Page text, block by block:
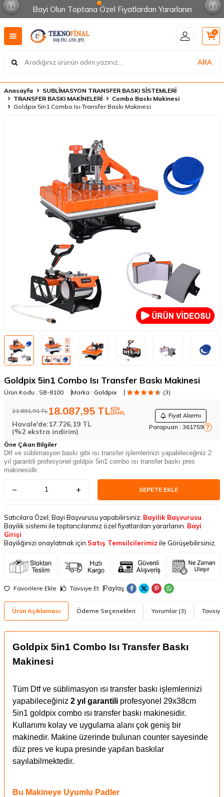
Bayi Olun Toptana Özel Fiyatlardan Yararlanın
ARA
0
Anasayfa
SUBLİMASYON TRANSFER BASKI SİSTEMLERİ
TRANSFER BASKI MAKİNELERİ
Combo Baskı Makinesi
Goldpix 5in1 Combo Isı Transfer Baskı Makinesi
Goldpix 5in1 Combo Isı Transfer Baskı Makinesi
Ürün Kodu : SB-8100 Marka : Goldpix (3)
21.891,91TL18.087,95 TLKDV
DAHİL Fiyat Alarmı
Parapuan : 361759 ?
Havale'de:17.726,19 TL
(%2 ekstra indirim)
Öne Çıkan Bilgiler
Dtf ve süblimasyon baskı gibi ısı transfer işlemlerinizi yapabileceğiniz 2
yıl garantili profesyonel goldpix 5in1 combo ısı transfer baskı pres
makinesidir.
SEPETE EKLE
Satıcılara Özel; Bayi Başvurusu yapabilirsiniz. Bayilik Başvurusu
Bayilik sistemi ile toptancılarımız özel fiyatlardan yararlanın. Bayi
Girişi
Bayiliğinizi onaylatmak için Satış Temsilcilerimizile Görüşebilirsiniz.
Favorilere Ekle Tavsiye Et Paylaş
Ürün Açıklaması Ödeme Seçenekleri Yorumlar (3)
Goldpix 5in1 Combo Isı Transfer Baskı
Makinesi
Tüm Dtf ve süblimasyon ısı transfer baskı işlemlerinizi
yapabileceğiniz 2 yıl garantili profesyonel 29x38cm
5in1 goldpix combo ısı transfer baskı makinesidir.
Kullanımı kolay ve uygulama alanı çok geniş bir
makinedir. Makine üzerinde bulunan counter sayesinde
düz pres ve kupa presinde yapılan baskılar
sayılabilmektedir.
Bu Makineye Uyumlu Padler